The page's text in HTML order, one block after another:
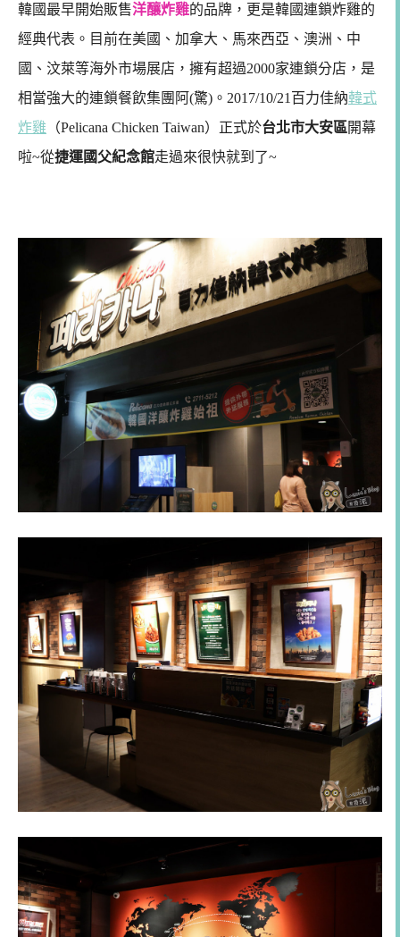
韓國最早開始販售洋釀炸雞的品牌，更是韓國連鎖炸雞的
經典代表。目前在美國、加拿大、馬來西亞、澳洲、中
國、汶萊等海外市場展店，擁有超過2000家連鎖分店，是
相當強大的連鎖餐飲集團阿(驚)。2017/10/21百力佳納韓式
炸雞 （Pelicana Chicken Taiwan）正式於台北市大安區開幕
啦~從捷運國父紀念館走過來很快就到了~